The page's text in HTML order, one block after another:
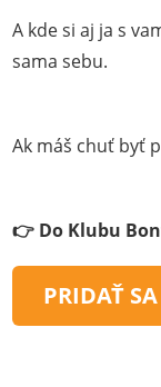
A kde si aj ja s
sama sebu.
Ak máš chuť byť
👉 Do Klubu
PRIDAŤ